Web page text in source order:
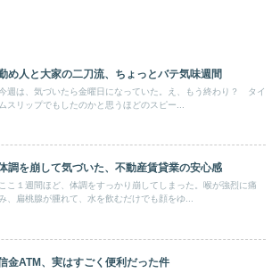
め人と大家の二刀流、ちょっとバテ気味週間
週は、気づいたら金曜日になっていた。え、もう終わり？ タイ
ムスリップでもしたのかと思うほどのスピー...
調を崩して気づいた、不動産賃貸業の安心感
ここ１週間ほど、体調をすっかり崩してしまった。喉が強烈に痛
、扁桃腺が腫れて、水を飲むだけでも顔をゆ...
金ATM、実はすごく便利だった件